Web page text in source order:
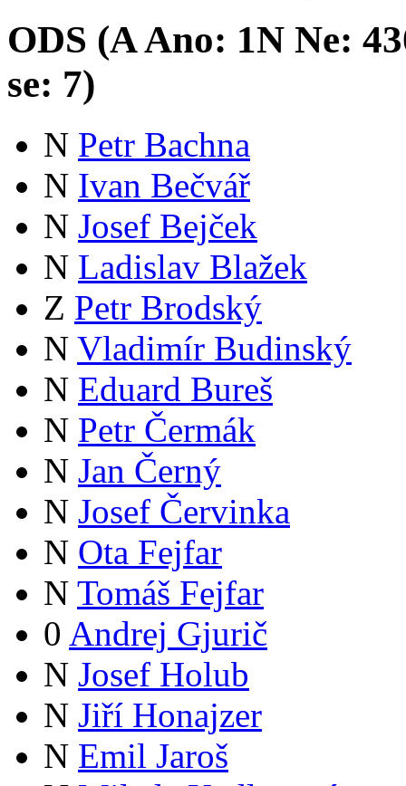
ODS (AAno: 1N Ne: 43
se: 7)
N Petr Bachna
N Ivan Bečvář
N Josef Bejček
N Ladislav Blažek
Z Petr Brodský
N Vladimír Budinský
N Eduard Bureš
N Petr Čermák
N Jan Černý
N Josef Červinka
N Ota Fejfar
N Tomáš Fejfar
0 Andrej Gjurič
N Josef Holub
N Jiří Honajzer
N Emil Jaroš